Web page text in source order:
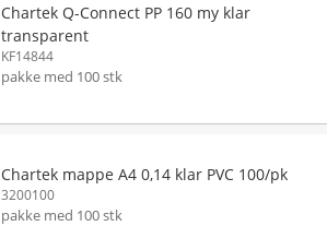
Chartek Q-Connect PP 160 my klar
transparent
KF14844
pakke med 100 stk
Chartek mappe A4 0,14 klar PVC 100/pk
3200100
pakke med 100 stk